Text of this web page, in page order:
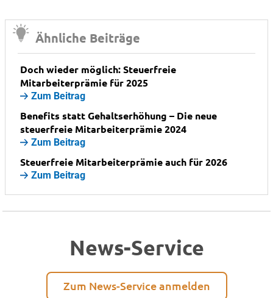
Ähnliche Beiträge
Doch wieder möglich: Steuerfreie
Mitarbeiterprämie für 2025
Zum Beitrag
Benefits statt Gehaltserhöhung – Die neue
steuerfreie Mitarbeiterprämie 2024
Zum Beitrag
Steuerfreie Mitarbeiterprämie auch für 2026
Zum Beitrag
News-Service
Zum News-Service anmelden